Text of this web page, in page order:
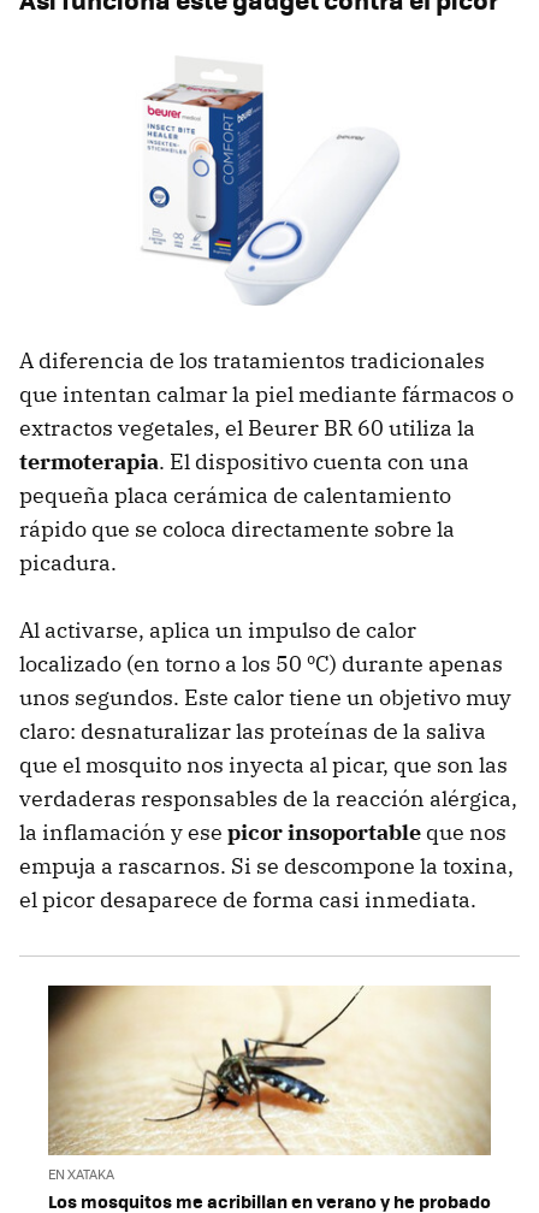
A diferencia de los tratamientos tradicionales
que intentan calmar la piel mediante fármacos o
extractos vegetales, el Beurer BR 60 utiliza la
termoterapia. El dispositivo cuenta con una
pequeña placa cerámica de calentamiento
rápido que se coloca directamente sobre la
picadura.
Al activarse, aplica un impulso de calor
localizado (en torno a los 50 ºC) durante apenas
unos segundos. Este calor tiene un objetivo muy
claro: desnaturalizar las proteínas de la saliva
que el mosquito nos inyecta al picar, que son las
verdaderas responsables de la reacción alérgica,
la inflamación y ese picor insoportable que nos
empuja a rascarnos. Si se descompone la toxina,
el picor desaparece de forma casi inmediata.
EN XATAKA
Los mosquitos me acribillan en verano y he probado